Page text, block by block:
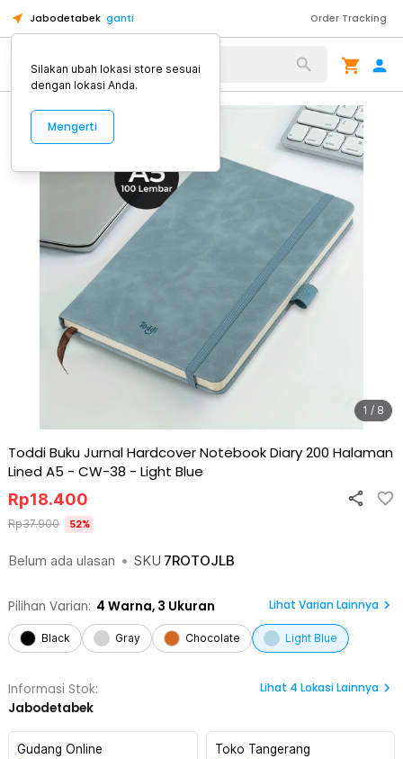
Jabodetabek ganti Order Tracking
Alat Kopi
1 / 8
Toddi Buku Jurnal Hardcover Notebook Diary 200 Halaman
Lined A5 - CW-38 - Light Blue
Belum ada ulasan • SKU 7ROTOJLB
Rp18.400
Rp37.900 52%
Pilihan Varian: 4 Warna, 3 Ukuran Lihat Varian Lainnya
Black Gray Chocolate Light Blue
Informasi Stok:
Jabodetabek
Lihat 4 Lokasi Lainnya
Gudang Online Toko Tangerang
Silakan ubah lokasi store sesuai
dengan lokasi Anda.
Mengerti